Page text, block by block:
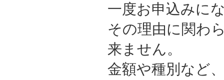
一度お申込みに
その理由に関わ
来ません。
金額や種別など